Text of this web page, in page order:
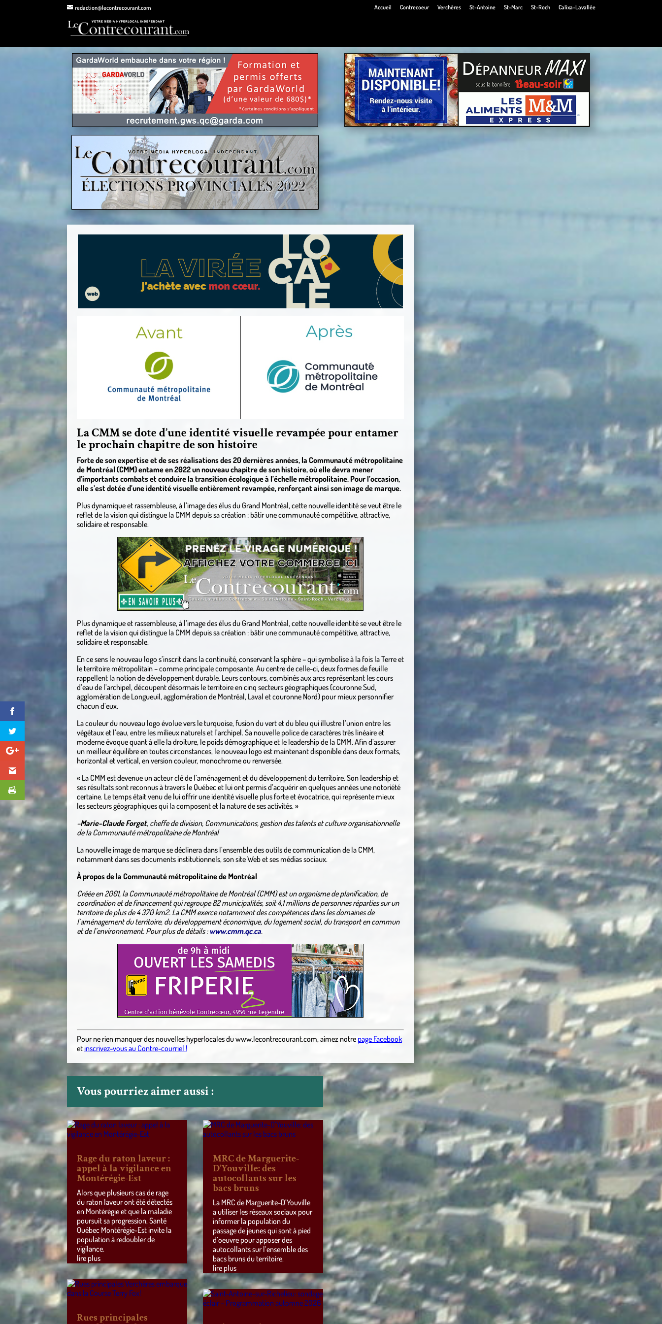
redaction@lecontrecourant.com Accueil Contrecoeur Verchères St-Antoine St-Marc St-Roch Calixa-Lavallée
La CMM se dote d’une identité visuelle revampée pour entamer
le prochain chapitre de son histoire
Forte de son expertise et de ses réalisations des 20 dernières années, la Communauté métropolitaine
de Montréal (CMM) entame en 2022 un nouveau chapitre de son histoire, où elle devra mener
d’importants combats et conduire la transition écologique à l’échelle métropolitaine. Pour l’occasion,
elle s’est dotée d’une identité visuelle entièrement revampée, renforçant ainsi son image de marque.
Plus dynamique et rassembleuse, à l’image des élus du Grand Montréal, cette nouvelle identité se veut être le
reflet de la vision qui distingue la CMM depuis sa création : bâtir une communauté compétitive, attractive,
solidaire et responsable.
Plus dynamique et rassembleuse, à l’image des élus du Grand Montréal, cette nouvelle identité se veut être le
reflet de la vision qui distingue la CMM depuis sa création : bâtir une communauté compétitive, attractive,
solidaire et responsable.
En ce sens le nouveau logo s’inscrit dans la continuité, conservant la sphère – qui symbolise à la fois la Terre et
le territoire métropolitain – comme principale composante. Au centre de celle-ci, deux formes de feuille
rappellent la notion de développement durable. Leurs contours, combinés aux arcs représentant les cours
d’eau de l’archipel, découpent désormais le territoire en cinq secteurs géographiques (couronne Sud,
agglomération de Longueuil, agglomération de Montréal, Laval et couronne Nord) pour mieux personnifier
chacun d’eux.
La couleur du nouveau logo évolue vers le turquoise, fusion du vert et du bleu qui illustre l’union entre les
végétaux et l’eau, entre les milieux naturels et l’archipel. Sa nouvelle police de caractères très linéaire et
moderne évoque quant à elle la droiture, le poids démographique et le leadership de la CMM. Afin d’assurer
un meilleur équilibre en toutes circonstances, le nouveau logo est maintenant disponible dans deux formats,
horizontal et vertical, en version couleur, monochrome ou renversée.
« La CMM est devenue un acteur clé de l’aménagement et du développement du territoire. Son leadership et
ses résultats sont reconnus à travers le Québec et lui ont permis d’acquérir en quelques années une notoriété
certaine. Le temps était venu de lui offrir une identité visuelle plus forte et évocatrice, qui représente mieux
les secteurs géographiques qui la composent et la nature de ses activités. »
–Marie-Claude Forget, cheffe de division, Communications, gestion des talents et culture organisationnelle
de la Communauté métropolitaine de Montréal
La nouvelle image de marque se déclinera dans l’ensemble des outils de communication de la CMM,
notamment dans ses documents institutionnels, son site Web et ses médias sociaux.
À propos de la Communauté métropolitaine de Montréal
Créée en 2001, la Communauté métropolitaine de Montréal (CMM) est un organisme de planification, de
coordination et de financement qui regroupe 82 municipalités, soit 4,1 millions de personnes réparties sur un
territoire de plus de 4 370 km2. La CMM exerce notamment des compétences dans les domaines de
l’aménagement du territoire, du développement économique, du logement social, du transport en commun
et de l’environnement. Pour plus de détails :www.cmm.qc.ca.
Pour ne rien manquer des nouvelles hyperlocalesduwww.lecontrecourant.com,aimez notre page Facebook
etinscrivez-vous au Contre-courriel !
Vous pourriez aimer aussi :
Rage du raton laveur :
appel à la vigilance en
Montérégie-Est
Alors que plusieurs cas de rage
du raton laveur ont été détectés
en Montérégie et que la maladie
poursuit sa progression, Santé
Québec Montérégie-Est invite la
population à redoubler de
vigilance.
lire plus
Rues principales
MRC de Marguerite-
D’Youville: des
autocollants sur les
bacs bruns
La MRC de Marguerite-D’Youville
a utiliser les réseaux sociaux pour
informer la population du
passage de jeunes qui sont à pied
d’oeuvre pour apposer des
autocollants sur l’ensemble des
bacs bruns du territoire.
lire plus